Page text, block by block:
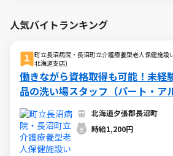
人気バイトランキング
町立長沼病院・長沼町立介護療養型老人保健施設
北海道支店)
働きながら資格取得も可能！未経
品の洗い場スタッフ（パート・ア
北海道夕張郡長沼町
時給1,200円